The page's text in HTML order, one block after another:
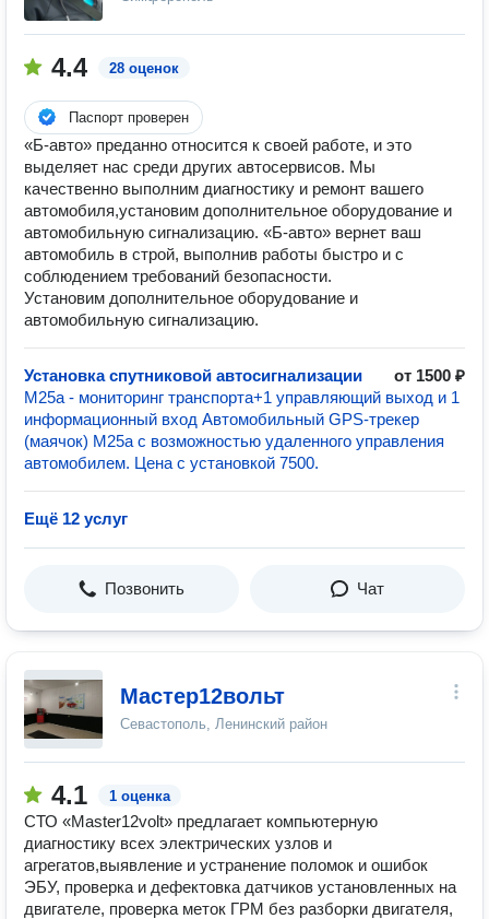
4.4 28 оценок
Паспорт проверен
«Б-авто» преданно относится к своей работе, и это
выделяет нас среди других автосервисов. Мы
качественно выполним диагностику и ремонт вашего
автомобиля,установим дополнительное оборудование и
автомобильную сигнализацию. «Б-авто» вернет ваш
автомобиль в строй, выполнив работы быстро и с
соблюдением требований безопасности.
Установим дополнительное оборудование и
автомобильную сигнализацию.
Установка спутниковой автосигнализации
от 1500 ₽
М25а - мониторинг транспорта+1 управляющий выход и 1
информационный вход Автомобильный GPS-трекер
(маячок) M25a с возможностью удаленного управления
автомобилем. Цена с установкой 7500.
Ещё 12 услуг
Позвонить Чат
Мастер12вольт
Севастополь, Ленинский район
4.1 1 оценка
СТО «Master12volt» предлагает компьютерную
диагностику всех электрических узлов и
агрегатов,выявление и устранение поломок и ошибок
ЭБУ, проверка и дефектовка датчиков установленных на
двигателе, проверка меток ГРМ без разборки двигателя,